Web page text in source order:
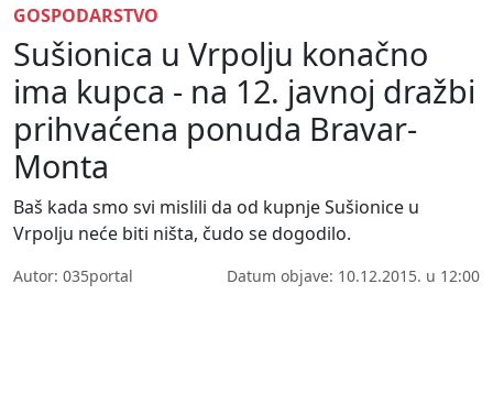
GOSPODARSTVO
Sušionica u Vrpolju konačno
ima kupca - na 12. javnoj dražbi
prihvaćena ponuda Bravar-
Monta
Baš kada smo svi mislili da od kupnje Sušionice u
Vrpolju neće biti ništa, čudo se dogodilo.
Autor: 035portal Datum objave: 10.12.2015. u 12:00